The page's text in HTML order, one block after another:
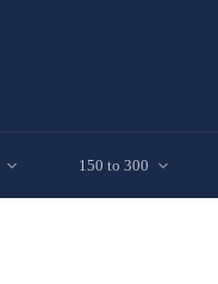
150 to 300